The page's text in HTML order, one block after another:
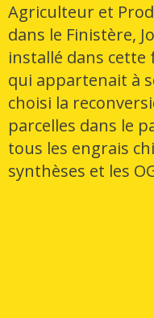
Agriculteur et
dans le Finistère,
installé dans cette
qui appartenait à
choisi la
parcelles dans le
tous les engrais
synthèses et les